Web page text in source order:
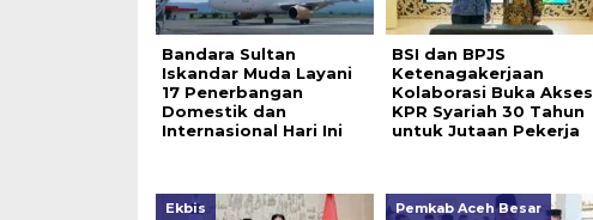
Bandara Sultan
Iskandar Muda Layani
17 Penerbangan
Domestik dan
Internasional Hari Ini
BSI dan BPJS
Ketenagakerjaan
Kolaborasi Buka Akses
KPR Syariah 30 Tahun
untuk Jutaan Pekerja
Ekbis Pemkab Aceh Besar